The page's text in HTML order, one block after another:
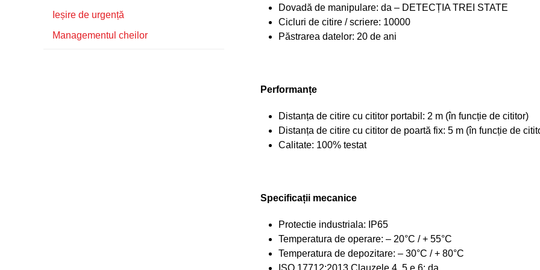
Dovadă de manipulare: da – DETECȚIA TREI STATE
Cicluri de citire / scriere: 10000
Păstrarea datelor: 20 de ani
Performanțe
Distanța de citire cu cititor portabil: 2 m (în funcție de cititor)
Distanța de citire cu cititor de poartă fix: 5 m (în funcție de
Calitate: 100% testat
Specificații mecanice
Protectie industriala: IP65
Temperatura de operare: – 20°C / + 55°C
Temperatura de depozitare: – 30°C / + 80°C
Ieșire de urgență
Managementul cheilor